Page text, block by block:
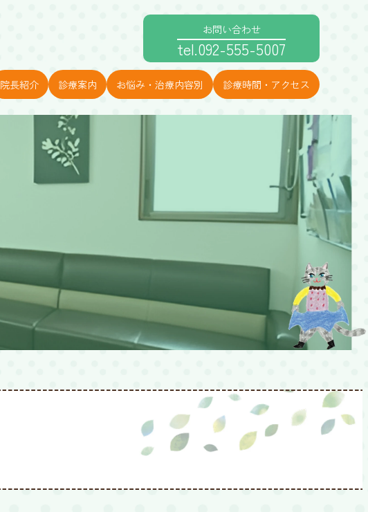
お問い合わせ
tel.092-555-5007
院長紹介 診療案内 お悩み・治療内容別 診療時間・アクセス